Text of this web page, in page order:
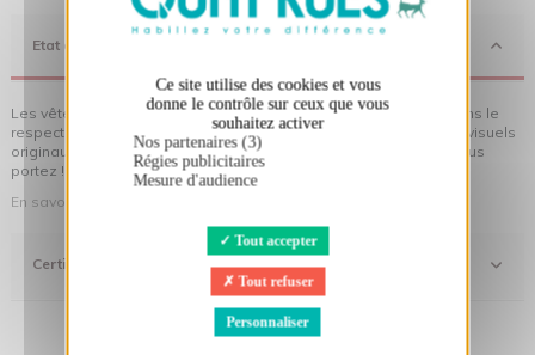
Ce site utilise des cookies et vous
donne le contrôle sur ceux que vous
souhaitez activer
Nos partenaires (3)
Régies publicitaires
Mesure d'audience
Tout accepter
Tout refuser
Personnaliser
Etat d'Esprit
Les vêtements Quat'rues sont en coton biologique, fabriqués dans le
respect de l'homme et de son environnement... sans oublier des visuels
originaux qui donnent encore plus de sens aux vêtements que vous
portez !
En savoir plus sur notre démarche
Certifications